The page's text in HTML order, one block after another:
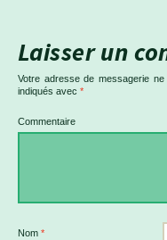
Laisser un
Votre adresse de messagerie ne
indiqués avec *
Commentaire
Nom *